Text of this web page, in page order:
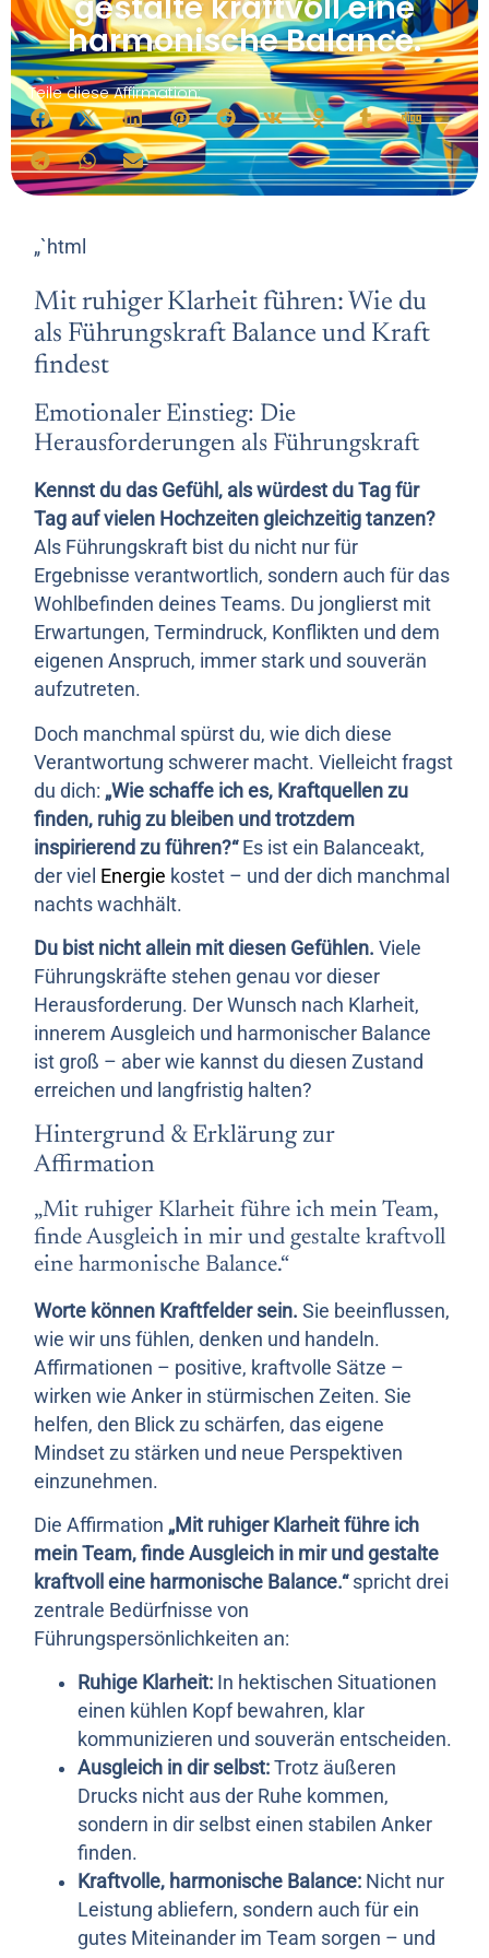
harmonische Balance.
Teile diese Affirmation:
„`html
Mit ruhiger Klarheit führen: Wie du
als Führungskraft Balance und Kraft
findest
Emotionaler Einstieg: Die
Herausforderungen als Führungskraft
Kennst du das Gefühl, als würdest du Tag für
Tag auf vielen Hochzeiten gleichzeitig tanzen?
Als Führungskraft bist du nicht nur für
Ergebnisse verantwortlich, sondern auch für das
Wohlbefinden deines Teams. Du jonglierst mit
Erwartungen, Termindruck, Konflikten und dem
eigenen Anspruch, immer stark und souverän
aufzutreten.
Doch manchmal spürst du, wie dich diese
Verantwortung schwerer macht. Vielleicht fragst
du dich: „Wie schaffe ich es, Kraftquellen zu
finden, ruhig zu bleiben und trotzdem
inspirierend zu führen?“Es ist ein Balanceakt,
der viel Energie kostet – und der dich manchmal
nachts wachhält.
Du bist nicht allein mit diesen Gefühlen. Viele
Führungskräfte stehen genau vor dieser
Herausforderung. Der Wunsch nach Klarheit,
innerem Ausgleich und harmonischer Balance
ist groß – aber wie kannst du diesen Zustand
erreichen und langfristig halten?
Hintergrund & Erklärung zur
Affirmation
„Mit ruhiger Klarheit führe ich mein Team,
finde Ausgleich in mir und gestalte kraftvoll
eine harmonische Balance.“
Worte können Kraftfelder sein. Sie beeinflussen,
wie wir uns fühlen, denken und handeln.
Affirmationen – positive, kraftvolle Sätze –
wirken wie Anker in stürmischen Zeiten. Sie
helfen, den Blick zu schärfen, das eigene
Mindset zu stärken und neue Perspektiven
einzunehmen.
Die Affirmation „Mit ruhiger Klarheit führe ich
mein Team, finde Ausgleich in mir und gestalte
kraftvoll eine harmonische Balance.“spricht drei
zentrale Bedürfnisse von
Führungspersönlichkeiten an:
Ruhige Klarheit: In hektischen Situationen
einen kühlen Kopf bewahren, klar
kommunizieren und souverän entscheiden.
Ausgleich in dir selbst: Trotz äußeren
Drucks nicht aus der Ruhe kommen,
sondern in dir selbst einen stabilen Anker
finden.
Kraftvolle, harmonische Balance: Nicht nur
Leistung abliefern, sondern auch für ein
gutes Miteinander im Team sorgen – und